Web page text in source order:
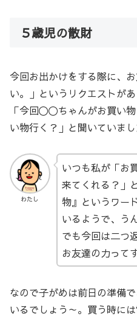
５歳児の散財
今回お出かけをする際に、
い。」というリクエストが
「今回〇〇ちゃんがお買い
い物行く？」と聞いていまし
わたし
いつも私が「お
来てくれる？」
物』というワー
いるようで、う
でも今回は二つ
お友達の力って
なので子がめは前日の準備
いるでしょう～。買う時に